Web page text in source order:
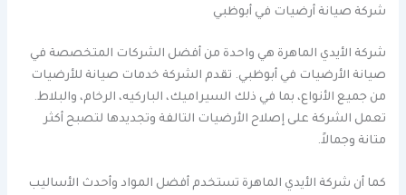
شركة صيانة أرضيات في أبوظبي
شركة الأيدي الماهرة هي واحدة من أفضل الشركات المتخصصة في
صيانة الأرضيات في أبوظبي. تقدم الشركة خدمات صيانة للأرضيات
من جميع الأنواع، بما في ذلك السيراميك، الباركيه، الرخام، والبلاط.
تعمل الشركة على إصلاح الأرضيات التالفة وتجديدها لتصبح أكثر
متانة وجمالاً.
كما أن شركة الأيدي الماهرة تستخدم أفضل المواد وأحدث الأساليب